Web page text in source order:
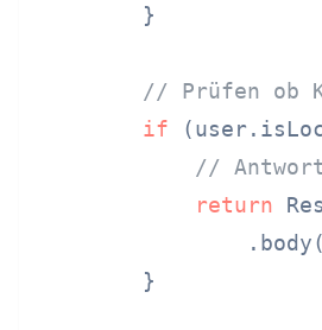
        }
// Prüfen ob
if
//
return
                .body(
        }